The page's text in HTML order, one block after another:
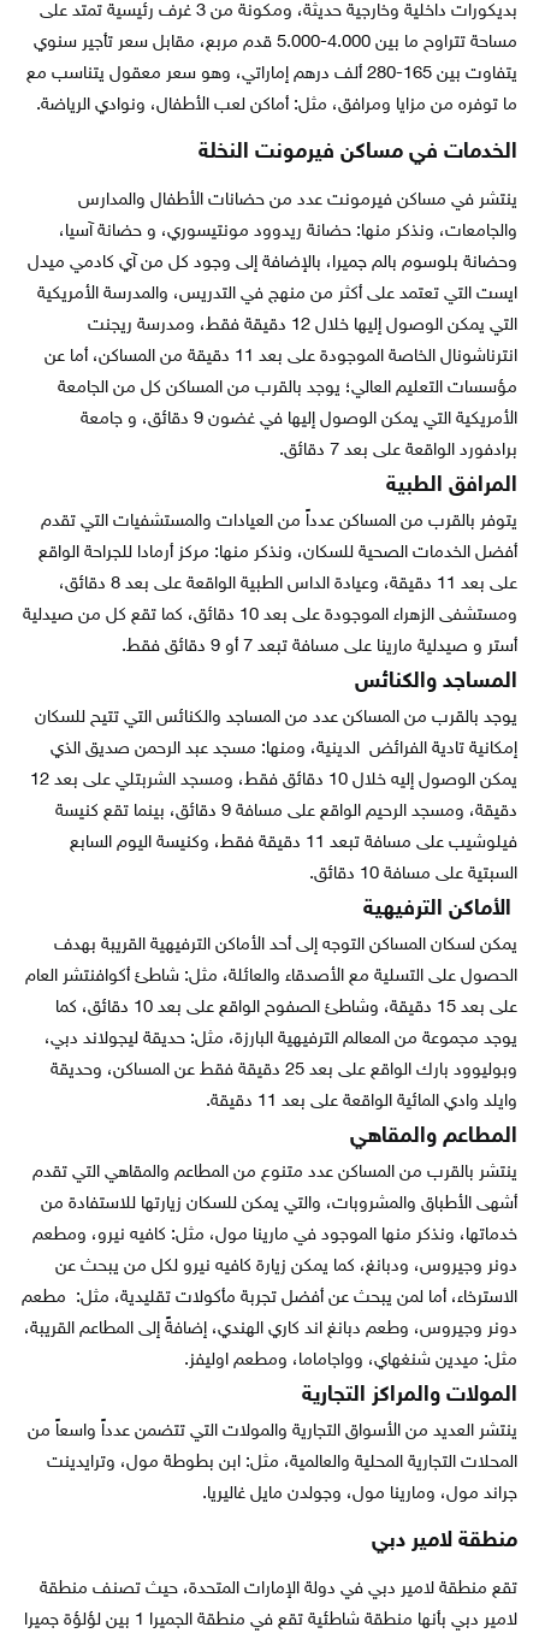
بديكورات داخلية وخارجية حديثة، ومكونة من 3 غرف رئيسية تمتد على
مساحة تتراوح ما بين 4.000-5.000 قدم مربع، مقابل سعر تأجير سنوي
يتفاوت بين 165-280 ألف درهم إماراتي، وهو سعر معقول يتناسب مع
ما توفره من مزايا ومرافق، مثل: أماكن لعب الأطفال، ونوادي الرياضة.
الخدمات في مساكن فيرمونت النخلة
ينتشر في مساكن فيرمونت عدد من حضانات الأطفال والمدارس
والجامعات، ونذكر منها: حضانة ريدوود مونتيسوري، و حضانة آسيا،
وحضانة بلوسوم بالم جميرا، بالإضافة إلى وجود كل من آي كادمي ميدل
ايست التي تعتمد على أكثر من منهج في التدريس، والمدرسة الأمريكية
التي يمكن الوصول إليها خلال 12 دقيقة فقط، ومدرسة ريجنت
انترناشونال الخاصة الموجودة على بعد 11 دقيقة من المساكن، أما عن
مؤسسات التعليم العالي؛ يوجد بالقرب من المساكن كل من الجامعة
الأمريكية التي يمكن الوصول إليها في غضون 9 دقائق، و جامعة
برادفورد الواقعة على بعد 7 دقائق.
المرافق الطبية
يتوفر بالقرب من المساكن عدداً من العيادات والمستشفيات التي تقدم
أفضل الخدمات الصحية للسكان، ونذكر منها: مركز أرمادا للجراحة الواقع
على بعد 11 دقيقة، وعيادة الداس الطبية الواقعة على بعد 8 دقائق،
ومستشفى الزهراء الموجودة على بعد 10 دقائق، كما تقع كل من صيدلية
أستر و صيدلية مارينا على مسافة تبعد 7 أو 9 دقائق فقط.
المساجد والكنائس
يوجد بالقرب من المساكن عدد من المساجد والكنائس التي تتيح للسكان
إمكانية تادية الفرائض الدينية، ومنها: مسجد عبد الرحمن صديق الذي
يمكن الوصول إليه خلال 10 دقائق فقط، ومسجد الشربتلي على بعد 12
دقيقة، ومسجد الرحيم الواقع على مسافة 9 دقائق، بينما تقع كنيسة
فيلوشيب على مسافة تبعد 11 دقيقة فقط، وكنيسة اليوم السابع
السبتية على مسافة 10 دقائق.
الأماكن الترفيهية
يمكن لسكان المساكن التوجه إلى أحد الأماكن الترفيهية القريبة بهدف
الحصول على التسلية مع الأصدقاء والعائلة، مثل: شاطئ أكوافنتشر العام
على بعد 15 دقيقة، وشاطئ الصفوح الواقع على بعد 10 دقائق، كما
يوجد مجموعة من المعالم الترفيهية البارزة، مثل: حديقة ليجولاند دبي،
وبوليوود بارك الواقع على بعد 25 دقيقة فقط عن المساكن، وحديقة
وايلد وادي المائية الواقعة على بعد 11 دقيقة.
المطاعم والمقاهي
ينتشر بالقرب من المساكن عدد متنوع من المطاعم والمقاهي التي تقدم
أشهى الأطباق والمشروبات، والتي يمكن للسكان زيارتها للاستفادة من
خدماتها، ونذكر منها الموجود في مارينا مول، مثل: كافيه نيرو، ومطعم
دونر وجيروس، ودبانغ، كما يمكن زيارة كافيه نيرو لكل من يبحث عن
الاسترخاء، أما لمن يبحث عن أفضل تجربة مأكولات تقليدية، مثل: مطعم
دونر وجيروس، وطعم دبانغ اند كاري الهندي، إضافةً إلى المطاعم القريبة،
مثل: ميدين شنغهاي، وواجاماما، ومطعم اوليفز.
المولات والمراكز التجارية
ينتشر العديد من الأسواق التجارية والمولات التي تتضمن عدداً واسعاً من
المحلات التجارية المحلية والعالمية، مثل: ابن بطوطة مول، وترايدينت
جراند مول، ومارينا مول، وجولدن مايل غاليريا.
منطقة لامير دبي
تقع منطقة لامير دبي في دولة الإمارات المتحدة، حيث تصنف منطقة
لامير دبي بأنها منطقة شاطئية تقع في منطقة الجميرا 1 بين لؤلؤة جميرا